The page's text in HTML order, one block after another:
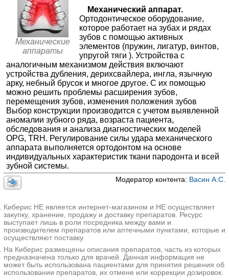
Дантистофф на Проспекте Мира
Москва; пр-т Мира, д. 53, стр. 1; м. Проспект Мира
+7(495..показать
15000-39000₽ Запись
ЛМ-клиника в Бутово
Троицк; д. 23; м. Улица Скобелевская
+7(495..показать
15000₽ Запись
Дантистофф на Винокурова
Москва; ул. Винокурова, д. 2; м. Академическая
+7(495 ..показать
15000-39000₽ Запись
ПрезиДЕНТ на Хорошевском шоссе
Москва; Хорошевское ш., д. 22; м. Беговая
+7(495..показать
Запись
Москва; Дмитровское шоссе, д. 81
; м. Селигерская
+7(495..показать
15000-45000₽ Запись
Здоровая Улыбка на Тимирязевской
Москва; ул. Тимирязевская, д. 11, корп. 1; м. Дмитровская
+7(495..показать
17764₽ Запись
Небный расширитель
Пластинка с винтом Бертони
≈12705₽
Аппарат Quad Helix (Квадхеликс)
≈13072₽
Аппарат Гербста
≈36533₽
Аппарат Марко-Росса
Аппарат Nance (Нансе)
≈11036₽
Аппарат Норда
Аппарат Pendex (Пендекс)
≈22522₽
Аппарат Pendulum (Пендулум)
Аппарат Twin-force
≈28326₽
✚Элайнеры для выравнивания зубов
✚Брекеты
≈31259₽
✚Комбинированные аппараты (пластинки,
трейнеры)
✚Функциональные аппараты
≈12224₽
✚Ретейнеры ≈4976₽
Механические
аппараты
Механический аппарат.
Ортодонтическое оборудование,
которое работает на зубах и рядах
зубов с помощью активных
элементов (пружин, лигатур, винтов,
упругой тяги ). Устройства с
аналогичным механизмом действия включают
устройства дубления, дерихсвайлера, ингла, язычную
арку, небный брусок и многое другое. С их помощью
можно решить проблемы расширения зубов,
перемещения зубов, изменения положения зубов
Выбор конструкции производится с учетом выявленной
аномалии зубного ряда, возраста пациента,
обследования и анализа диагностических моделей
OPG, TRH. Регулирование силы удара механического
аппарата выполняется ортодонтом на основе
индивидуальных характеристик ткани пародонта и всей
зубной системы.
Модератор контента: Васин А.С.
Киберис НЕ является интернет-магазином и НЕ осуществляет
закупку, хранение, продажу и доставку препаратов. Ресурс
выступает лишь в роли посредника между вами и
производителем препаратов или аптечными пунктами, которые и
осуществляют поставку.
На Киберис размещены описания препаратов, часть из которых
предназначена только для врачей. Данная информация не
может быть использована пациентами для принятия решения об
использовании препаратов, их отмене или коррекции дозировок.